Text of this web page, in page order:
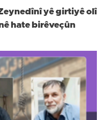
yê girtiyê olî
hate birêveçûn